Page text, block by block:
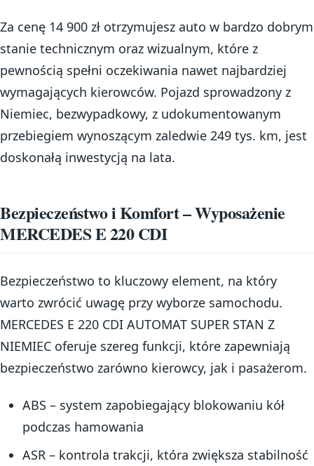
Za cenę 14 900 zł otrzymujesz auto w bardzo dobrym
stanie technicznym oraz wizualnym, które z
pewnością spełni oczekiwania nawet najbardziej
wymagających kierowców. Pojazd sprowadzony z
Niemiec, bezwypadkowy, z udokumentowanym
przebiegiem wynoszącym zaledwie 249 tys. km, jest
doskonałą inwestycją na lata.
Bezpieczeństwo i Komfort – Wyposażenie
MERCEDES E 220 CDI
Bezpieczeństwo to kluczowy element, na który
warto zwrócić uwagę przy wyborze samochodu.
MERCEDES E 220 CDI AUTOMAT SUPER STAN Z
NIEMIEC oferuje szereg funkcji, które zapewniają
bezpieczeństwo zarówno kierowcy, jak i pasażerom.
ABS – system zapobiegający blokowaniu kół
podczas hamowania
ASR – kontrola trakcji, która zwiększa stabilność